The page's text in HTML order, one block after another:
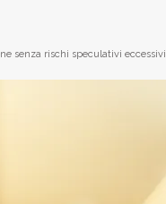
senza rischi speculativi eccessivi